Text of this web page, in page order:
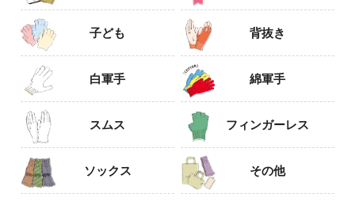
子ども 背抜き
白軍手 綿軍手
スムス フィンガーレス
ソックス その他